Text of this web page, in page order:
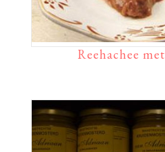
Reehachee